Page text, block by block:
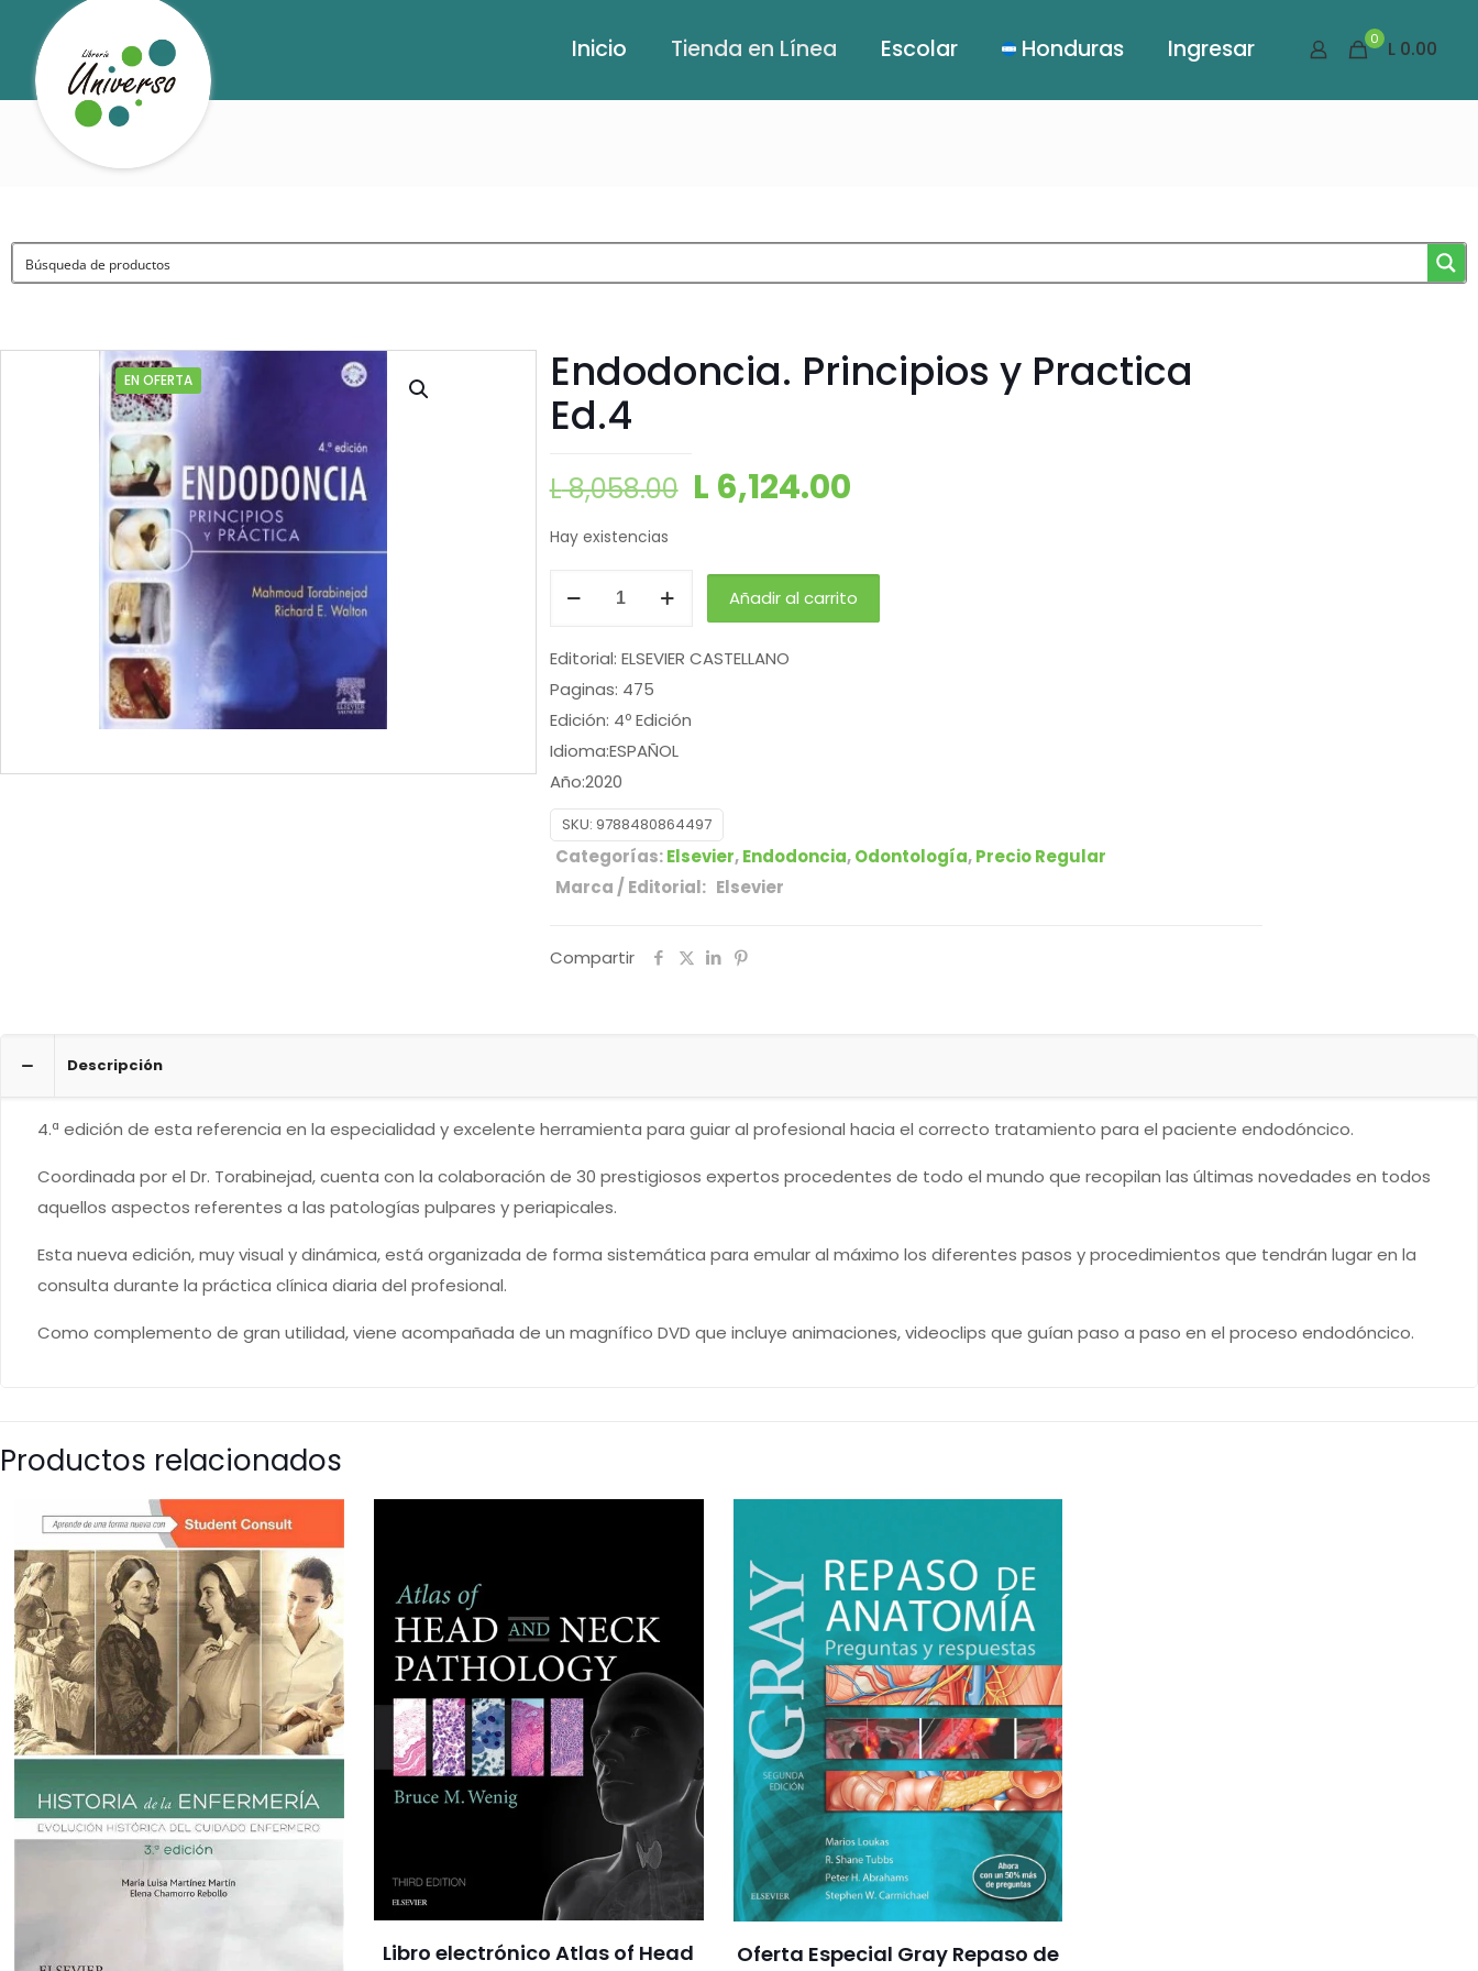
Inicio Tienda en Línea Escolar Honduras Ingresar 0 L 0.00
EN OFERTA
Endodoncia. Principios y Practica
Ed.4
L8,058.00 L 6,124.00
Hay existencias
Añadir al carrito
Editorial: ELSEVIER CASTELLANO
Paginas: 475
Edición: 4º Edición
Idioma:ESPAÑOL
Año:2020
ISBN:9788480864497
SKU: 9788480864497
Categorías:Elsevier,Endodoncia,Odontología,Precio Regular
Marca / Editorial: Elsevier
Compartir
Descripción
4.ª edición de esta referencia en la especialidad y excelente herramienta para guiar al profesional hacia el correcto tratamiento para el paciente endodóncico.
Coordinada por el Dr. Torabinejad, cuenta con la colaboración de 30 prestigiosos expertos procedentes de todo el mundo que recopilan las últimas novedades en todos
aquellos aspectos referentes a las patologías pulpares y periapicales.
Esta nueva edición, muy visual y dinámica, está organizada de forma sistemática para emular al máximo los diferentes pasos y procedimientos que tendrán lugar en la
consulta durante la práctica clínica diaria del profesional.
Como complemento de gran utilidad, viene acompañada de un magnífico DVD que incluye animaciones, videoclips que guían paso a paso en el proceso endodóncico.
Productos relacionados
Libro electrónico Atlas of Head Oferta Especial Gray Repaso de